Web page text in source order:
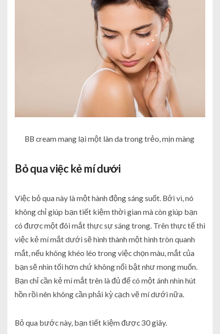
BB cream mang lại một làn da trong trẻo, mịn màng
Bỏ qua việc kẻ mí dưới
Việc bỏ qua này là một hành động sáng suốt. Bởi vì, nó
không chỉ giúp bạn tiết kiệm thời gian mà còn giúp bạn
có được một đôi mắt thực sự sáng trong. Trên thực tế thì
việc kẻ mí mắt dưới sẽ hình thành một hình tròn quanh
mắt, nếu không khéo léo trong việc chọn màu, mắt của
bạn sẽ nhìn tối hơn chứ không nổi bật như mong muốn.
Bạn chỉ cần kẻ mí mắt trên là đủ để có một ánh nhìn hút
hồn rồi nên không cần phải kỳ cạch vẽ mí dưới nữa.
Bỏ qua bước này, bạn tiết kiệm được 30 giây.